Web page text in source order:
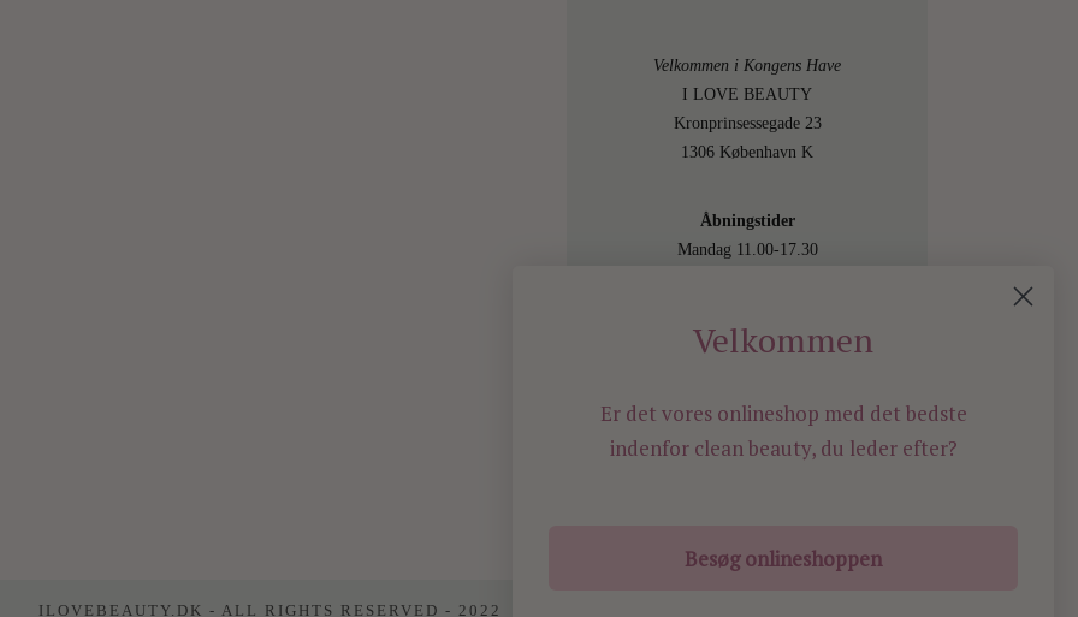
Velkommen i Kongens Have
I LOVE BEAUTY
Kronprinsessegade 23
1306 København K
Åbningstider
Mandag 11.00-17.30
Torsdag 11.00-17.30
Besøg os også online på
shop.ilovebeauty.dk
ILOVEBEAUTY.DK - ALL RIGHTS RESERVED - 2022
Velkommen
Er det vores onlineshop med det bedste
indenfor clean beauty, du leder efter?
Besøg onlineshoppen